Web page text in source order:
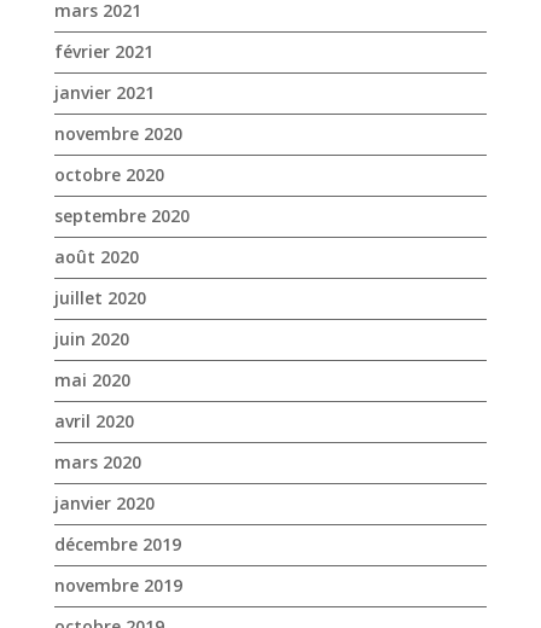
mars 2021
février 2021
janvier 2021
novembre 2020
octobre 2020
septembre 2020
août 2020
juillet 2020
juin 2020
mai 2020
avril 2020
mars 2020
janvier 2020
décembre 2019
novembre 2019